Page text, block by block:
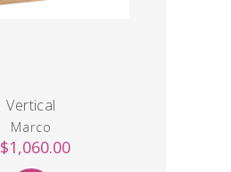
Vertical
Marco
$1,060.00